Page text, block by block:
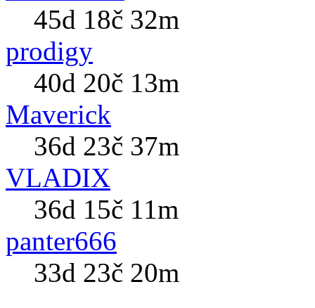
45d 18č 32m
prodigy
40d 20č 13m
Maverick
36d 23č 37m
VLADIX
36d 15č 11m
panter666
33d 23č 20m